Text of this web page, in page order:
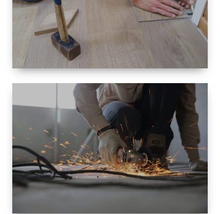
TAILLE
PETITE À
GRANDE
RÉNOVATION